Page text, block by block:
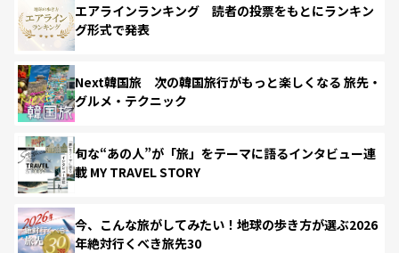
エアラインランキング 読者の投票をもとにランキン
グ形式で発表
Next韓国旅 次の韓国旅行がもっと楽しくなる 旅先・
グルメ・テクニック
旬な“あの人”が「旅」をテーマに語るインタビュー連
載 MY TRAVEL STORY
今、こんな旅がしてみたい！地球の歩き方が選ぶ2026
年絶対行くべき旅先30